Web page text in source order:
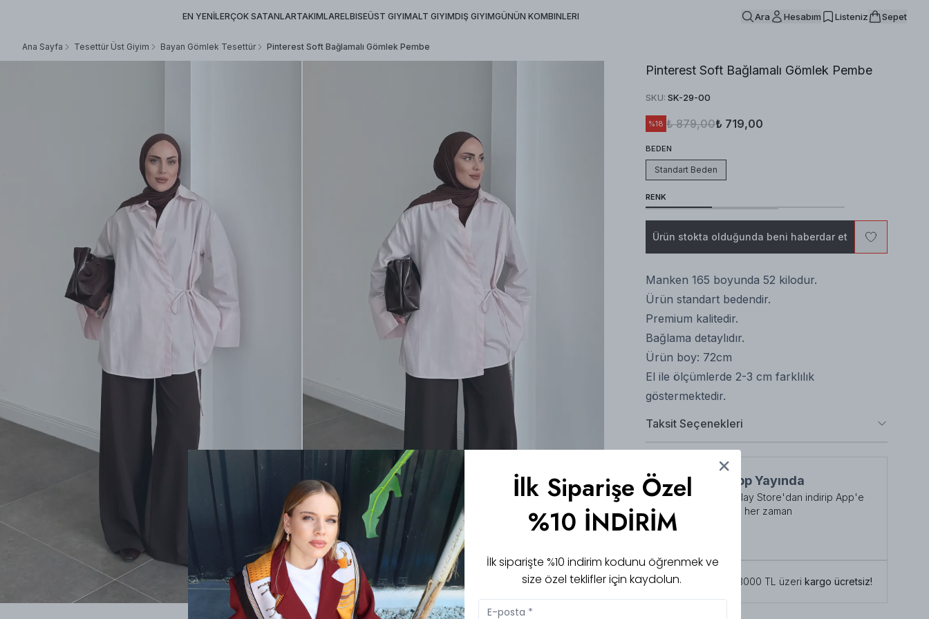
EN YENİLERÇOK SATANLARTAKIMLARELBISEÜST GIYIMALT GIYIMDIŞ GIYIMGÜNÜN KOMBINLERI Ara Hesabım Listeniz Sepet
Ana Sayfa Tesettür Üst Giyim Bayan Gömlek Tesettür Pinterest Soft Bağlamalı Gömlek Pembe
Pinterest Soft Bağlamalı Gömlek Pembe
SKU: SK-29-00
%18 ₺ 879,00₺ 719,00
BEDEN
Standart Beden
RENK
Ürün stokta olduğunda beni haberdar et
Manken 165 boyunda 52 kilodur.
Ürün standart bedendir.
Premium kalitedir.
Bağlama detaylıdır.
Ürün boy: 72cm
El ile ölçümlerde 2-3 cm farklılık
göstermektedir.
Taksit Seçenekleri
NuuWears App Yayında
App Store veya Play Store'dan indirip App'e
özel indirimlerden her zaman
faydalanabilirsiniz
Tüm siparişlerde 3000 TL üzeri kargo ücretsiz!
İlk Siparişe Özel
%10 İNDİRİM
İlk siparişte %10 indirim kodunu öğrenmek ve
size özel teklifler için kaydolun.